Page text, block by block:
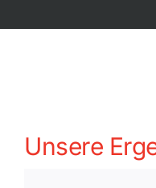
Unsere